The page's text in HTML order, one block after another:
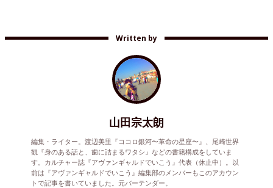
Written by
山田宗太朗
編集・ライター。渡辺美里『ココロ銀河〜革命の星座〜』、尾崎世界
観『身のある話と、歯に詰まるワタシ』などの書籍構成をしていま
す。カルチャー誌『アヴァンギャルドでいこう』代表（休止中）。以
前は『アヴァンギャルドでいこう』編集部のメンバーもこのアカウン
トで記事を書いていました。元バーテンダー。